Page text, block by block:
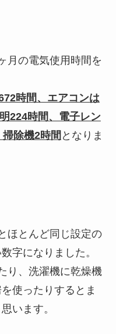
月の電気使用時間を
時間、エアコンは
224時間、電子レン
除機2時間 となりま
ほとんど同じ設定の
字になりました。
り、洗濯機に乾燥機
使ったりするとま
います。